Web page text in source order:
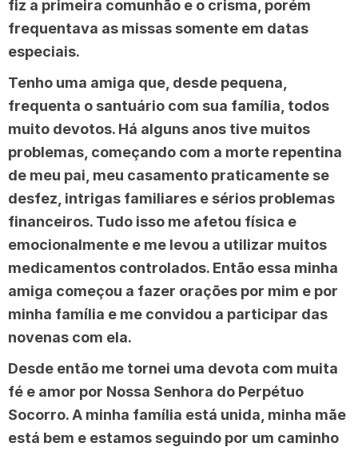
fiz a primeira comunhão e o crisma, porém
frequentava as missas somente em datas
especiais.
Tenho uma amiga que, desde pequena,
frequenta o santuário com sua família, todos
muito devotos. Há alguns anos tive muitos
problemas, começando com a morte repentina
de meu pai, meu casamento praticamente se
desfez, intrigas familiares e sérios problemas
financeiros. Tudo isso me afetou física e
emocionalmente e me levou a utilizar muitos
medicamentos controlados. Então essa minha
amiga começou a fazer orações por mim e por
minha família e me convidou a participar das
novenas com ela.
Desde então me tornei uma devota com muita
fé e amor por Nossa Senhora do Perpétuo
Socorro. A minha família está unida, minha mãe
está bem e estamos seguindo por um caminho